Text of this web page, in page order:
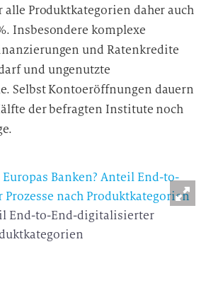
alle Produktkategorien daher auch
Insbesondere komplexe
und Ratenkredite
und ungenutzte
Selbst Kontoeröffnungen dauern
der befragten Institute noch
End-to-End-digitalisierter